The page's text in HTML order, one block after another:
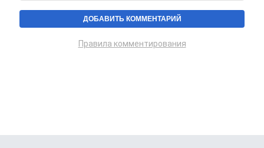
Правила комментирования